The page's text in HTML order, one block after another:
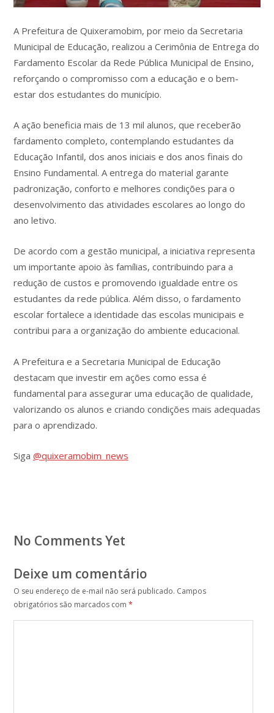
A Prefeitura de Quixeramobim, por meio da Secretaria
Municipal de Educação, realizou a Cerimônia de Entrega do
Fardamento Escolar da Rede Pública Municipal de Ensino,
reforçando o compromisso com a educação e o bem-
estar dos estudantes do município.
A ação beneficia mais de 13 mil alunos, que receberão
fardamento completo, contemplando estudantes da
Educação Infantil, dos anos iniciais e dos anos finais do
Ensino Fundamental. A entrega do material garante
padronização, conforto e melhores condições para o
desenvolvimento das atividades escolares ao longo do
ano letivo.
De acordo com a gestão municipal, a iniciativa representa
um importante apoio às famílias, contribuindo para a
redução de custos e promovendo igualdade entre os
estudantes da rede pública. Além disso, o fardamento
escolar fortalece a identidade das escolas municipais e
contribui para a organização do ambiente educacional.
A Prefeitura e a Secretaria Municipal de Educação
destacam que investir em ações como essa é
fundamental para assegurar uma educação de qualidade,
valorizando os alunos e criando condições mais adequadas
para o aprendizado.
Siga @quixeramobim_news
No Comments Yet
Deixe um comentário
O seu endereço de e-mail não será publicado. Campos
obrigatórios são marcados com *